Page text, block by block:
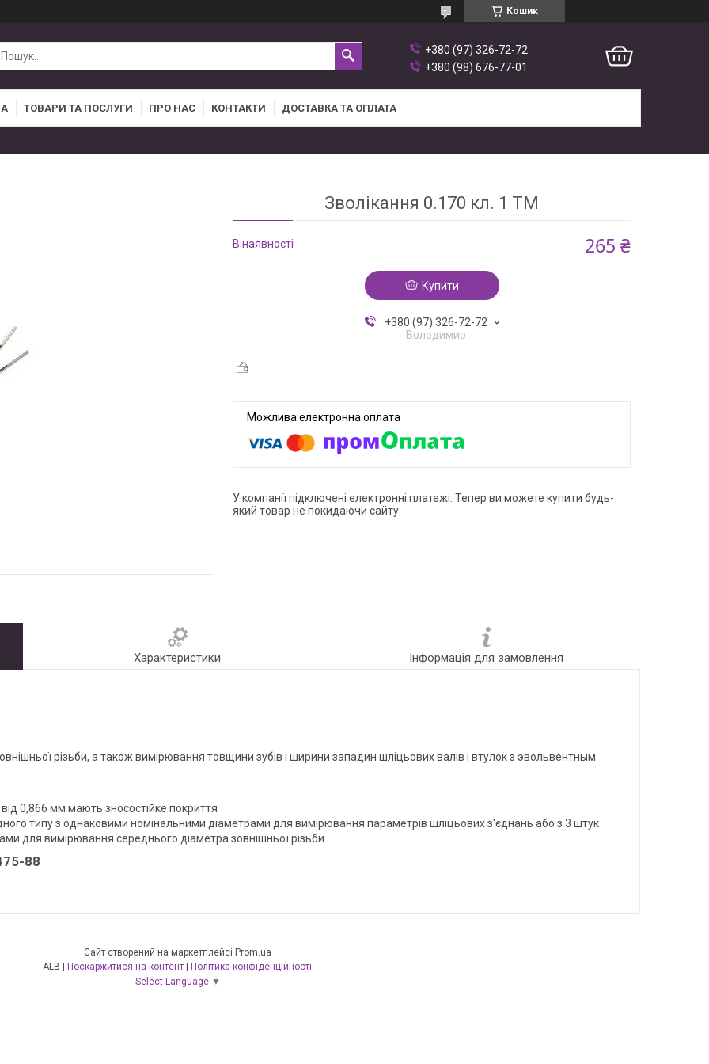
Кошик
+380 (97) 326-72-72
+380 (98) 676-77-01
ТОВАРИ ТА ПОСЛУГИ ПРО НАС КОНТАКТИ ДОСТАВКА ТА ОПЛАТА
Зволікання 0.170 кл. 1 ТМ
В наявності 265 ₴
Купити
+380 (97) 326-72-72
Володимир
У компанії підключені електронні платежі. Тепер ви можете купити будь-
який товар не покидаючи сайту.
Характеристики Інформація для замовлення
різьби, а також вимірювання товщини зубів і ширини западин шліцьових валів і втулок з эвольвентным
від 0,866 мм мають зносостійке покриття
типу з однаковими номінальними діаметрами для вимірювання параметрів шліцьових з'єднань або з 3 штук
для вимірювання середнього діаметра зовнішньої різьби
88
Сайт створений на маркетплейсі Prom.ua
Поскаржитися на контент
Політика конфіденційності
Select Language ▼